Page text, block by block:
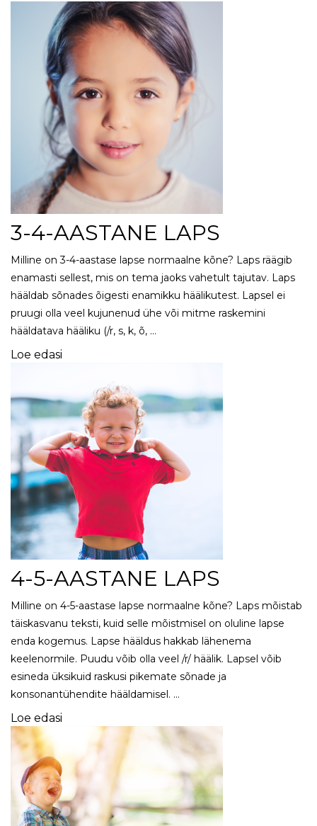
3-4-AASTANE LAPS
Milline on 3-4-aastase lapse normaalne kõne? Laps räägib
enamasti sellest, mis on tema jaoks vahetult tajutav. Laps
hääldab sõnades õigesti enamikku häälikutest. Lapsel ei
pruugi olla veel kujunenud ühe või mitme raskemini
hääldatava hääliku (/r, s, k, õ, …
Loe edasi
4-5-AASTANE LAPS
Milline on 4-5-aastase lapse normaalne kõne? Laps mõistab
täiskasvanu teksti, kuid selle mõistmisel on oluline lapse
enda kogemus. Lapse hääldus hakkab lähenema
keelenormile. Puudu võib olla veel /r/ häälik. Lapsel võib
esineda üksikuid raskusi pikemate sõnade ja
konsonantühendite hääldamisel. …
Loe edasi